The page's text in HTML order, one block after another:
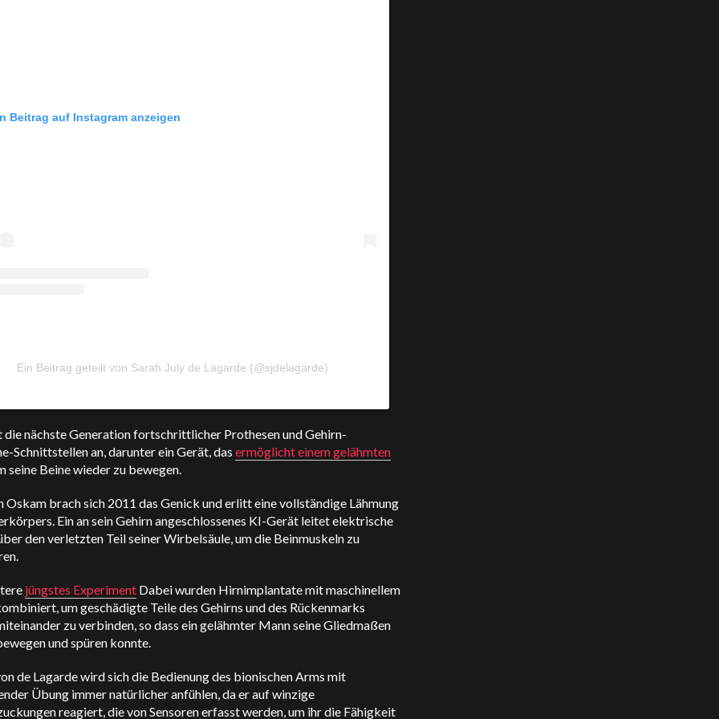
Beitrag auf Instagram anzeigen
Ein Beitrag geteilt von Sarah July de Lagarde (@sjdelagarde)
nächste Generation fortschrittlicher Prothesen und Gehirn-
Schnittstellen an, darunter ein Gerät, das ermöglicht einem gelähmten
seine Beine wieder zu bewegen.
Oskam brach sich 2011 das Genick und erlitt eine vollständige Lähmung
Ein an sein Gehirn angeschlossenes KI-Gerät leitet elektrische
den verletzten Teil seiner Wirbelsäule, um die Beinmuskeln zu
jüngstes Experiment Dabei wurden Hirnimplantate mit maschinellem
um geschädigte Teile des Gehirns und des Rückenmarks
zu verbinden, so dass ein gelähmter Mann seine Gliedmaßen
und spüren konnte.
de Lagarde wird sich die Bedienung des bionischen Arms mit
Übung immer natürlicher anfühlen, da er auf winzige
reagiert, die von Sensoren erfasst werden, um ihr die Fähigkeit